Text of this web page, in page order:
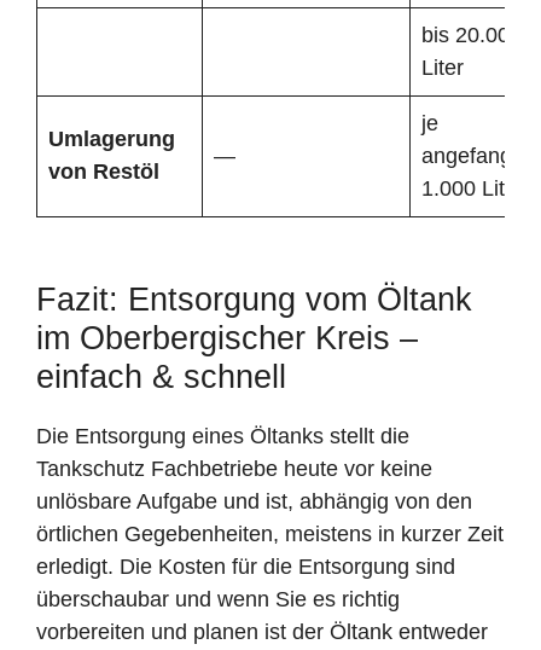
bis 20.000
Liter
Umlagerung
von Restöl
—
je
1.000 Liter
Fazit: Entsorgung vom Öltank
im Oberbergischer Kreis –
einfach & schnell
Die Entsorgung eines Öltanks stellt die
Tankschutz Fachbetriebe heute vor keine
unlösbare Aufgabe und ist, abhängig von den
örtlichen Gegebenheiten, meistens in kurzer Zeit
erledigt. Die Kosten für die Entsorgung sind
überschaubar und wenn Sie es richtig
vorbereiten und planen ist der Öltank entweder